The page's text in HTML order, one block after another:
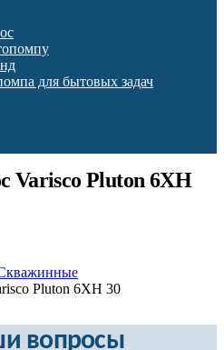
для бытовых задач
Varisco Pluton 6XH
Pluton 6XH 30
вопросы